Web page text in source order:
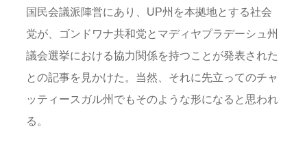
国民会議派陣営にあり、UP州を本拠地とする社会
党が、ゴンドワナ共和党とマディヤプラデーシュ州
議会選挙における協力関係を持つことが発表された
との記事を見かけた。当然、それに先立ってのチャ
ッティースガル州でもそのような形になると思われ
る。